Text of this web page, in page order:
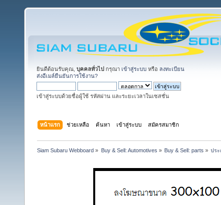
ยินดีต้อนรับคุณ, บุคคลทั่วไป กรุณา เข้าสู่ระบบ หรือ ลงทะเบียน
ส่งอีเมล์ยืนยันการใช้งาน?
เข้าสู่ระบบด้วยชื่อผู้ใช้ รหัสผ่าน และระยะเวลาในเซสชั่น
หน้าแรก ช่วยเหลือ ค้นหา เข้าสู่ระบบ สมัครสมาชิก
Siam Subaru Webboard » Buy & Sell: Automotives » Buy & Sell: parts » ปร